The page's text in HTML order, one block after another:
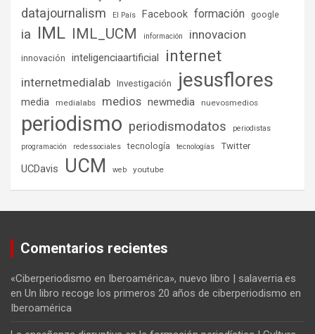
datajournalism El País Facebook formación google
ia IML IML_UCM información innovacion
innovación inteligenciaartificial internet
internetmedialab Investigación jesusflores
media medialabs medios newmedia nuevosmedios
periodismo periodismodatos
periodistas
programación
redessociales tecnología tecnologías Twitter
UCDavis UCM web youtube
Comentarios recientes
«Ciberperiodismo en Iberoamérica», nuevo libro | salaverria.es
en Un libro recoge los primeros 20 años de ciberperiodismo en
Iberoamérica